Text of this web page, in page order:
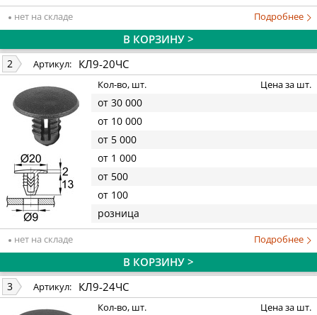
нет на складе Подробнее
В КОРЗИНУ >
2 Артикул: КЛ9-20ЧС
Кол-во, шт. Цена за шт.
от 30 000
от 10 000
от 5 000
от 1 000
от 500
от 100
розница
нет на складе Подробнее
В КОРЗИНУ >
3 Артикул: КЛ9-24ЧС
Кол-во, шт. Цена за шт.